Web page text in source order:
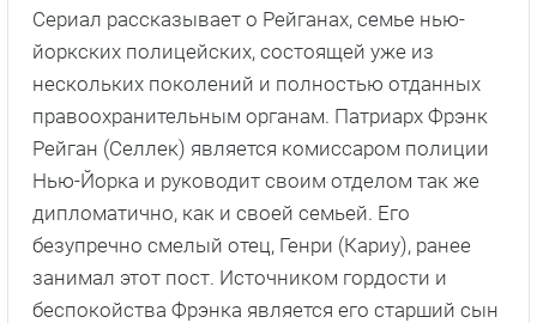
Сериал рассказывает о Рейганах, семье нью-
йоркских полицейских, состоящей уже из
нескольких поколений и полностью отданных
правоохранительным органам. Патриарх Фрэнк
Рейган (Селлек) является комиссаром полиции
Нью-Йорка и руководит своим отделом так же
дипломатично, как и своей семьей. Его
безупречно смелый отец, Генри (Кариу), ранее
занимал этот пост. Источником гордости и
беспокойства Фрэнка является его старший сын